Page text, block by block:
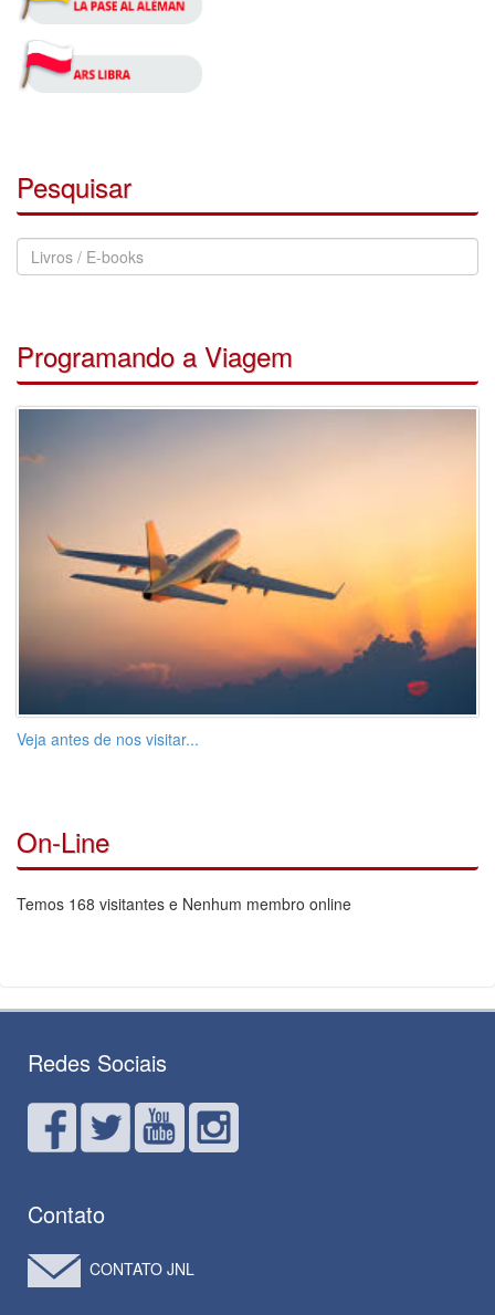
Pesquisar
Pesquisar
Notícias
Programando a Viagem
Veja antes de nos visitar...
On-Line
Temos 168 visitantes e Nenhum membro online
Redes Sociais
Contato
CONTATO JNL